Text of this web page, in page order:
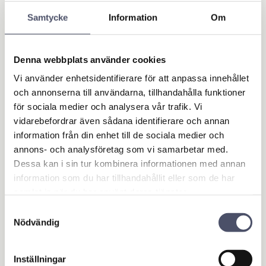
Samtycke Information Om
Denna webbplats använder cookies
Vi använder enhetsidentifierare för att anpassa innehållet
och annonserna till användarna, tillhandahålla funktioner
för sociala medier och analysera vår trafik. Vi
vidarebefordrar även sådana identifierare och annan
information från din enhet till de sociala medier och
annons- och analysföretag som vi samarbetar med.
Dessa kan i sin tur kombinera informationen med annan
information som du har tillhandahållit eller som de har
Nödvändig
Inställningar
Kemhandtag med 6
00 mm plastlans uta
n munstycke
Kemhandtag med 600 mm
rostfri lans utan munstycke.
278,00 KR
KÖP
Kemhandtag med 6
00 mm rostfri lans u
tan munstycke
Kemhandtag med 600 mm
rostfri lans utan munstycke.
447,00 KR